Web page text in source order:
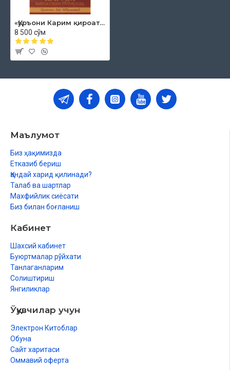
«Қуръони Карим қироатлари тўғрисида»
8 500 сўм
Маълумот
Биз ҳақимизда
Етказиб бериш
Қандай харид қилинади?
Талаб ва шартлар
Махфийлик сиёсати
Биз билан боғланиш
Кабинет
Шахсий кабинет
Буюртмалар рўйхати
Танлаганларим
Солиштириш
Янгиликлар
Ўқувчилар учун
Электрон Китоблар
Обуна
Сайт харитаси
Оммавий оферта